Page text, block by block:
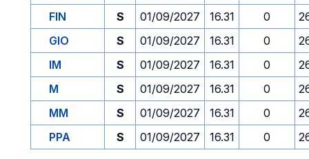
FIN
S 01/09/2027 16.31 0
GIO
S 01/09/2027 16.31 0
IM
S 01/09/2027 16.31 0
M
S 01/09/2027 16.31 0
MM
S 01/09/2027 16.31 0
PPA
S 01/09/2027 16.31 0